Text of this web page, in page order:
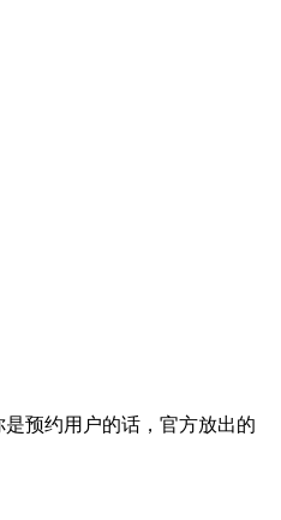
预约用户的话，官方放出的